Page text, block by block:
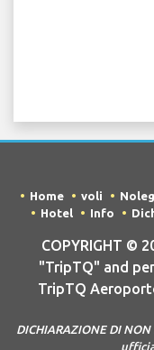
Home voli
Hotel
Info
COPYRIGHT ©
"TripTQ" and
TripTQ
DICHIARAZIONE DI